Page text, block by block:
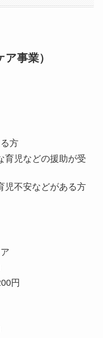
事業）
方
育児などの援助が受
児不安などがある方
円